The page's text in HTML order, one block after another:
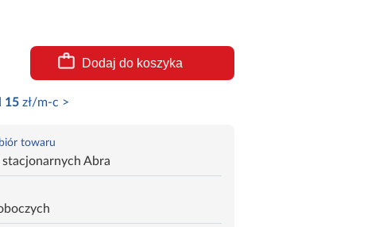
Dodaj do koszyka
15zł/m-c >
towaru
Abra